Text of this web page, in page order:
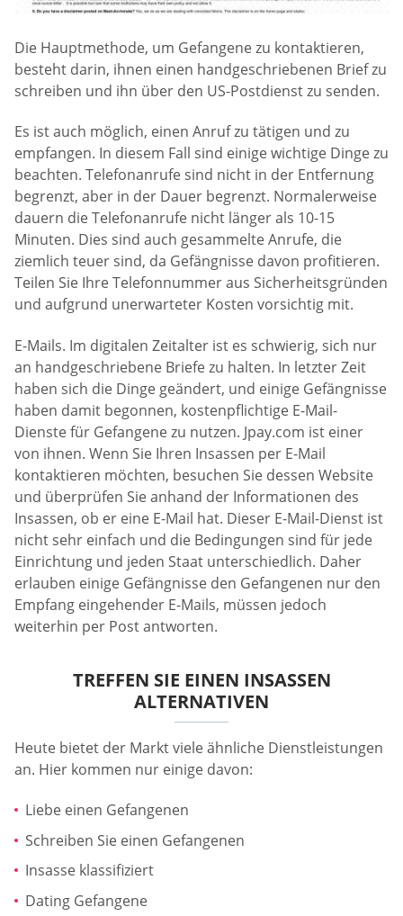
Die Hauptmethode, um Gefangene zu kontaktieren,
besteht darin, ihnen einen handgeschriebenen Brief zu
schreiben und ihn über den US-Postdienst zu senden.
Es ist auch möglich, einen Anruf zu tätigen und zu
empfangen. In diesem Fall sind einige wichtige Dinge zu
beachten. Telefonanrufe sind nicht in der Entfernung
begrenzt, aber in der Dauer begrenzt. Normalerweise
dauern die Telefonanrufe nicht länger als 10-15
Minuten. Dies sind auch gesammelte Anrufe, die
ziemlich teuer sind, da Gefängnisse davon profitieren.
Teilen Sie Ihre Telefonnummer aus Sicherheitsgründen
und aufgrund unerwarteter Kosten vorsichtig mit.
E-Mails. Im digitalen Zeitalter ist es schwierig, sich nur
an handgeschriebene Briefe zu halten. In letzter Zeit
haben sich die Dinge geändert, und einige Gefängnisse
haben damit begonnen, kostenpflichtige E-Mail-
Dienste für Gefangene zu nutzen. Jpay.com ist einer
von ihnen. Wenn Sie Ihren Insassen per E-Mail
kontaktieren möchten, besuchen Sie dessen Website
und überprüfen Sie anhand der Informationen des
Insassen, ob er eine E-Mail hat. Dieser E-Mail-Dienst ist
nicht sehr einfach und die Bedingungen sind für jede
Einrichtung und jeden Staat unterschiedlich. Daher
erlauben einige Gefängnisse den Gefangenen nur den
Empfang eingehender E-Mails, müssen jedoch
weiterhin per Post antworten.
TREFFEN SIE EINEN INSASSEN
ALTERNATIVEN
Heute bietet der Markt viele ähnliche Dienstleistungen
an. Hier kommen nur einige davon:
Liebe einen Gefangenen
Schreiben Sie einen Gefangenen
Insasse klassifiziert
Dating Gefangene